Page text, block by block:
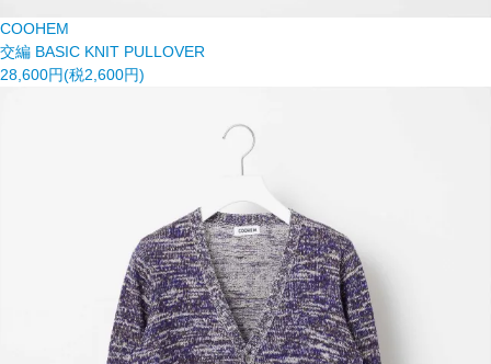
COOHEM
交編 BASIC KNIT PULLOVER
28,600円(税2,600円)